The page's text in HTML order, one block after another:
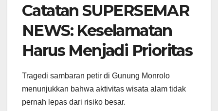
Catatan SUPERSEMAR
NEWS: Keselamatan
Harus Menjadi Prioritas
Tragedi sambaran petir di Gunung Monrolo
menunjukkan bahwa aktivitas wisata alam tidak
pernah lepas dari risiko besar.